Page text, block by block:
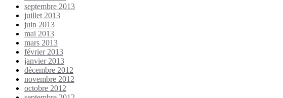
septembre 2013
juillet 2013
juin 2013
mai 2013
mars 2013
février 2013
janvier 2013
décembre 2012
novembre 2012
octobre 2012